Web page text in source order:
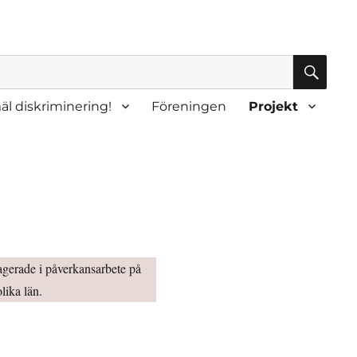
SÖK
diskriminering! Föreningen Projekt
i påverkansarbete på
län.